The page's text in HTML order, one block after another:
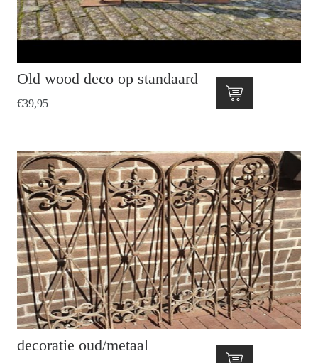
Old wood deco op standaard
€39,95
decoratie oud/metaal